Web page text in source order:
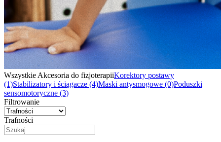
Wszystkie Akcesoria do fizjoterapiiKorektory postawy
(1)Stabilizatory i ściągacze (4)Maski antysmogowe (0)Poduszki
sensomotoryczne (3)
Filtrowanie
Trafności